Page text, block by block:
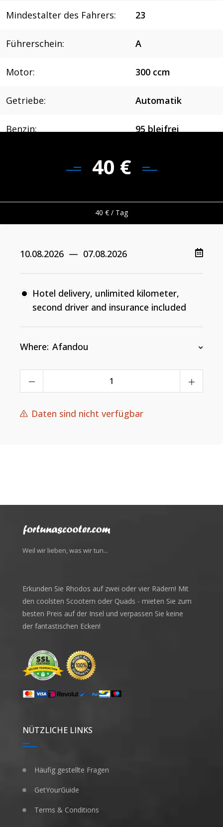
Mindestalter des Fahrers: 23
Führerschein: A
Motor: 300 ccm
Getriebe: Automatik
Benzin: 95 bleifrei
40 €
40 € / Tag
Hotel delivery, unlimited kilometer,
second driver and insurance included
Where: Afandou
Daten sind nicht verfügbar
Weil wir lieben, was wir tun...
Erkunden Sie Rhodos auf zwei oder vier Rädern! Mit
den coolsten Scootern oder Quads - mieten Sie zum
besten Preis auf der Insel und verpassen Sie keine
der fantastischen Ecken!
NÜTZLICHE LINKS
Häufig gestellte Fragen
GetYourGuide
Terms & Conditions